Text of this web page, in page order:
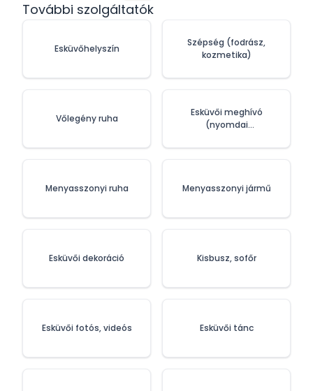
További szolgáltatók
Esküvőhelyszín
Vőlegény ruha
Menyasszonyi ruha
Esküvői dekoráció
Esküvői fotós, videós
Szépség (fodrász,
kozmetika)
Esküvői meghívó
(nyomdai
Menyasszonyi jármű
Kisbusz, sofőr
Esküvői tánc